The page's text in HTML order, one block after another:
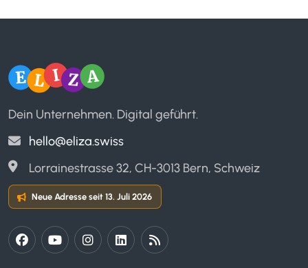
Dein Unternehmen. Digital geführt.
hello@eliza.swiss
Lorrainestrasse 32, CH-3013 Bern, Schweiz
Neue Adresse seit 13. Juli 2026